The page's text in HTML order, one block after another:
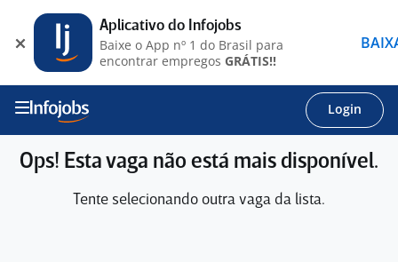
Login
Ops! Esta vaga não está mais disponível.
Tente selecionando outra vaga da lista.
Aplicativo do Infojobs
Baixe o App nº 1 do Brasil para
encontrar empregos GRÁTIS!!